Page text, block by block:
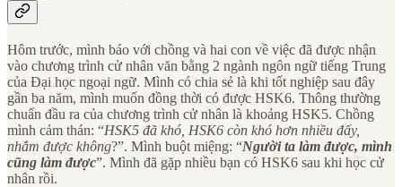
Hôm trước, mình báo với chồng và hai con về việc đã được nhận
vào chương trình cử nhân văn bằng 2 ngành ngôn ngữ tiếng Trung
của Đại học ngoại ngữ. Mình có chia sẻ là khi tốt nghiệp sau đây
gần ba năm, mình muốn đồng thời có được HSK6. Thông thường
chuẩn đầu ra của chương trình cử nhân là khoảng HSK5. Chồng
mình cảm thán: “HSK5 đã khó, HSK6 còn khó hơn nhiều đấy,
nhắm được không?”. Mình buột miệng: “Người ta làm được, mình
cũng làm được”. Mình đã gặp nhiều bạn có HSK6 sau khi học cử
nhân rồi.